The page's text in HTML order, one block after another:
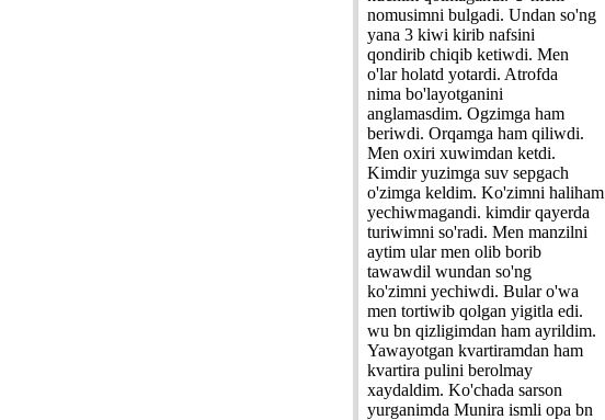
nomusimni bulgadi. Undan so'ng
yana 3 kiwi kirib nafsini
qondirib chiqib ketiwdi. Men
o'lar holatd yotardi. Atrofda
nima bo'layotganini
anglamasdim. Ogzimga ham
beriwdi. Orqamga ham qiliwdi.
Men oxiri xuwimdan ketdi.
Kimdir yuzimga suv sepgach
o'zimga keldim. Ko'zimni haliham
yechiwmagandi. kimdir qayerda
turiwimni so'radi. Men manzilni
aytim ular men olib borib
tawawdil wundan so'ng
ko'zimni yechiwdi. Bular o'wa
men tortiwib qolgan yigitla edi.
wu bn qizligimdan ham ayrildim.
Yawayotgan kvartiramdan ham
kvartira pulini berolmay
xaydaldim. Ko'chada sarson
yurganimda Munira ismli opa bn